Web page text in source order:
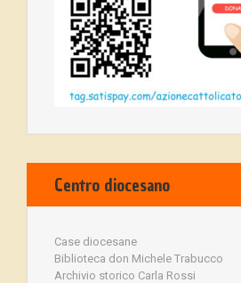
Centro diocesano
Case diocesane
Biblioteca don Michele Trabucco
Archivio storico Carla Rossi